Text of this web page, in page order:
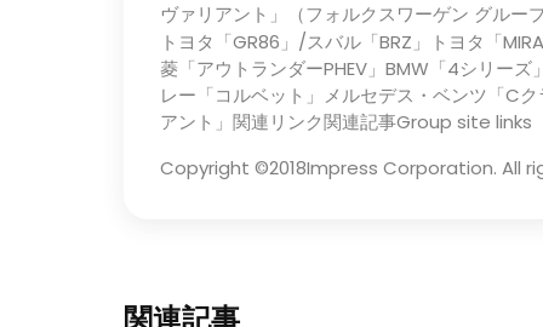
ヴァリアント」（フォルクスワーゲン グルー
トヨタ「GR86」/スバル「BRZ」トヨタ「
菱「アウトランダーPHEV」BMW「4シリー
レー「コルベット」メルセデス・ベンツ「C
アント」関連リンク関連記事Group site links
Copyright ©2018Impress Corporation. All
関連記事